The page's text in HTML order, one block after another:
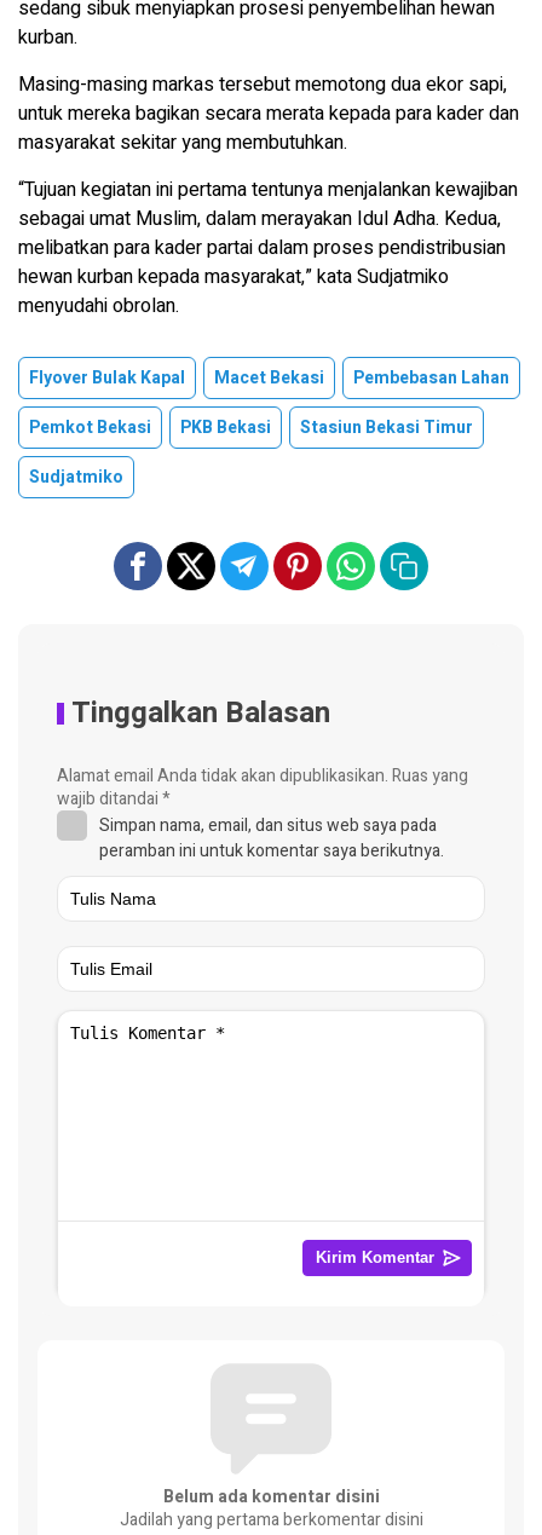
sedang sibuk menyiapkan prosesi penyembelihan hewan
kurban.
Masing-masing markas tersebut memotong dua ekor sapi,
untuk mereka bagikan secara merata kepada para kader dan
masyarakat sekitar yang membutuhkan.
“Tujuan kegiatan ini pertama tentunya menjalankan kewajiban
sebagai umat Muslim, dalam merayakan Idul Adha. Kedua,
melibatkan para kader partai dalam proses pendistribusian
hewan kurban kepada masyarakat,” kata Sudjatmiko
menyudahi obrolan.
Flyover Bulak Kapal Macet Bekasi
Pembebasan Lahan
Pemkot Bekasi
PKB Bekasi
Stasiun Bekasi Timur
Sudjatmiko
Tinggalkan Balasan
Alamat email Anda tidak akan dipublikasikan.Ruas yang
wajib ditandai*
Simpan nama, email, dan situs web saya pada
peramban ini untuk komentar saya berikutnya.
Belum ada komentar disini
Jadilah yang pertama berkomentar disini